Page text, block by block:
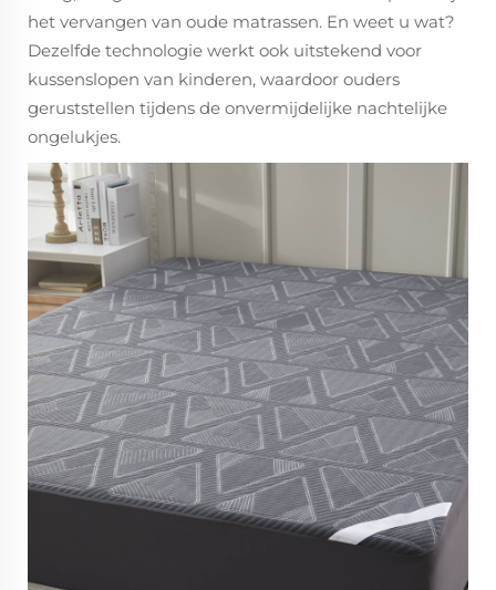
het vervangen van oude matrassen. En weet u wat?
Dezelfde technologie werkt ook uitstekend voor
kussenslopen van kinderen, waardoor ouders
geruststellen tijdens de onvermijdelijke nachtelijke
ongelukjes.